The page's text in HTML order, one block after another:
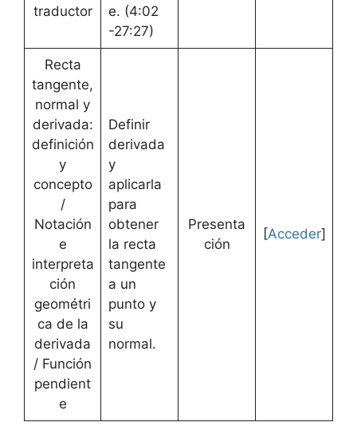
traductor
e. (4:02
-27:27)
Recta
tangente,
normal y
derivada:
definición
y
concepto
/
Notación
e
interpreta
ción
geométri
ca de la
derivada
/ Función
pendient
e
Definir
derivada
y
aplicarla
para
obtener
la recta
tangente
a un
punto y
su
normal.
Presenta
ción
[Acceder]